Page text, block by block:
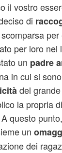
il vostro
di
per loro nel
un padre
in cui si
del
la propria
questo
un
dei